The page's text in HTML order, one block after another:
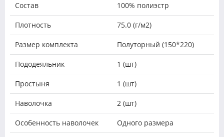
Состав 100% полиэстр
Плотность 75.0 (г/м2)
Размер комплекта Полуторный (150*220)
Пододеяльник 1 (шт)
Простыня 1 (шт)
Наволочка 2 (шт)
Особенность наволочек Одного размера